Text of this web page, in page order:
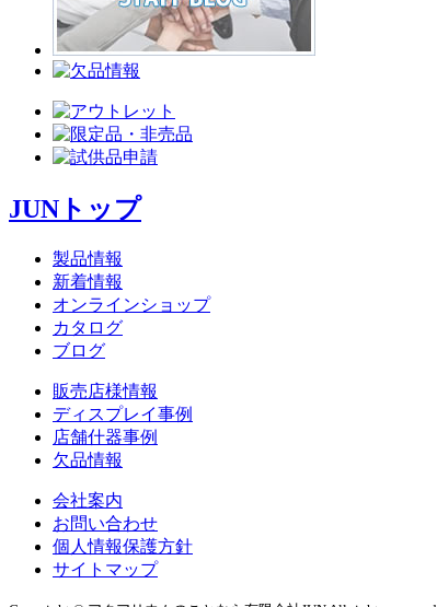
JUNトップ
製品情報
新着情報
オンラインショップ
カタログ
ブログ
販売店様情報
ディスプレイ事例
店舗什器事例
欠品情報
会社案内
お問い合わせ
個人情報保護方針
サイトマップ